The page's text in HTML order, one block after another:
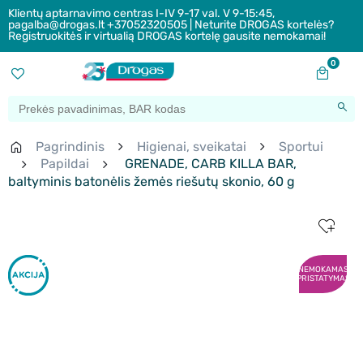
Klientų aptarnavimo centras I-IV 9-17 val. V 9-15:45,
pagalba@drogas.lt +37052320505 | Neturite DROGAS kortelės?
Registruokitės ir virtualią DROGAS kortelę gausite nemokamai!
0
Pagrindinis Higienai, sveikatai
Sportui
Papildai
GRENADE, CARB KILLA BAR,
baltyminis batonėlis žemės riešutų skonio, 60 g
NEMOKAMAS
PRISTATYMAS